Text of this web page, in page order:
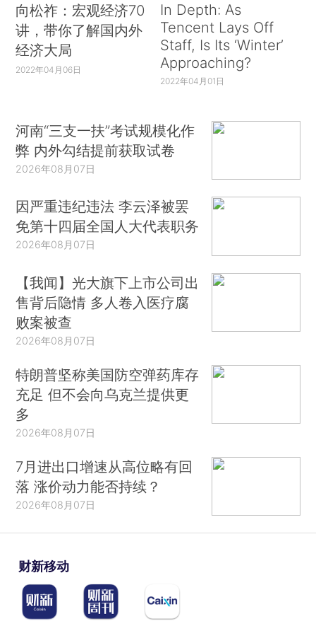
向松祚：宏观经济70
讲，带你了解国内外
经济大局
2022年04月06日
In Depth: As
Tencent Lays Off
Staff, Is Its ‘Winter’
Approaching?
2022年04月01日
河南“三支一扶”考试规模化作
弊 内外勾结提前获取试卷
2026年08月07日
因严重违纪违法 李云泽被罢
免第十四届全国人大代表职务
2026年08月07日
【我闻】光大旗下上市公司出
售背后隐情 多人卷入医疗腐
败案被查
2026年08月07日
特朗普坚称美国防空弹药库存
充足 但不会向乌克兰提供更
多
2026年08月07日
7月进出口增速从高位略有回
落 涨价动力能否持续？
2026年08月07日
财新移动